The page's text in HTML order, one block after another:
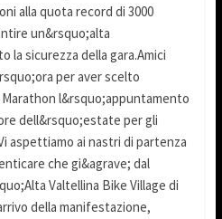
alla quota record di 3000
un&rsquo;alta
sicurezza della gara.Amici
per aver scelto
l&rsquo;appuntamento
dell&rsquo;estate per gli
aspettiamo ai nastri di partenza
che gi&agrave; dal
Valtellina Bike Village di
della manifestazione,